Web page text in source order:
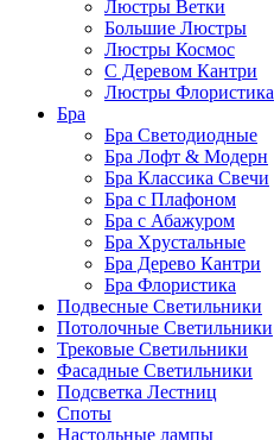
Люстры Ветки
Большие Люстры
Люстры Космос
С Деревом Кантри
Люстры Флористика
Бра
Бра Светодиодные
Бра Лофт & Модерн
Бра Классика Свечи
Бра с Плафоном
Бра с Абажуром
Бра Хрустальные
Бра Дерево Кантри
Бра Флористика
Подвесные Светильники
Потолочные Светильники
Трековые Светильники
Фасадные Светильники
Подсветка Лестниц
Споты
Настольные лампы